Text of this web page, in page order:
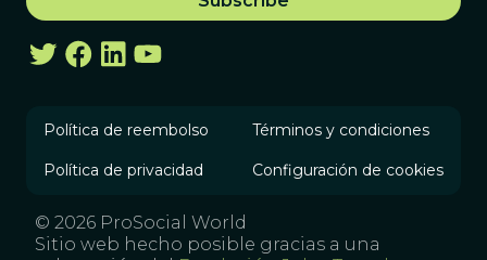
Política de reembolso Términos y condiciones
Política de privacidad Configuración de cookies
© 2026 ProSocial World
Sitio web hecho posible gracias a una